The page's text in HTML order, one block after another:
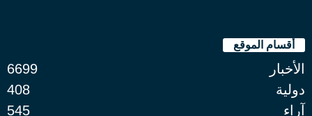
أقسام الموقع
الأخبار
6699
دولية
408
آراء
545